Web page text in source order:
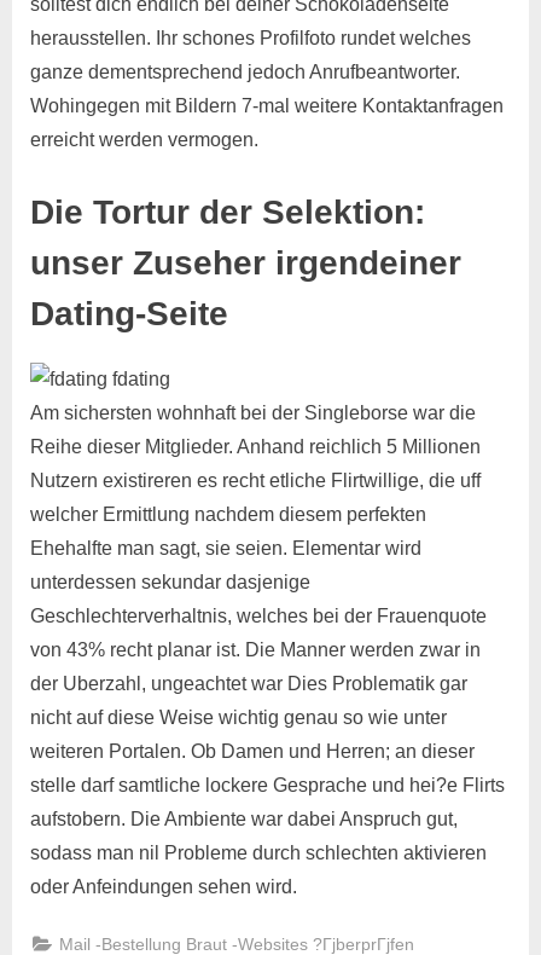
herausstellen. Ihr schones Profilfoto rundet welches
ganze dementsprechend jedoch Anrufbeantworter.
Wohingegen mit Bildern 7-mal weitere Kontaktanfragen
erreicht werden vermogen.
Die Tortur der Selektion:
unser Zuseher irgendeiner
Dating-Seite
Am sichersten wohnhaft bei der Singleborse war die
Reihe dieser Mitglieder. Anhand reichlich 5 Millionen
Nutzern existireren es recht etliche Flirtwillige, die uff
welcher Ermittlung nachdem diesem perfekten
Ehehalfte man sagt, sie seien. Elementar wird
unterdessen sekundar dasjenige
Geschlechterverhaltnis, welches bei der Frauenquote
von 43% recht planar ist. Die Manner werden zwar in
der Uberzahl, ungeachtet war Dies Problematik gar
nicht auf diese Weise wichtig genau so wie unter
weiteren Portalen. Ob Damen und Herren; an dieser
stelle darf samtliche lockere Gesprache und hei?e Flirts
aufstobern. Die Ambiente war dabei Anspruch gut,
sodass man nil Probleme durch schlechten aktivieren
oder Anfeindungen sehen wird.
Mail -Bestellung Braut -Websites ?ГјberprГјfen